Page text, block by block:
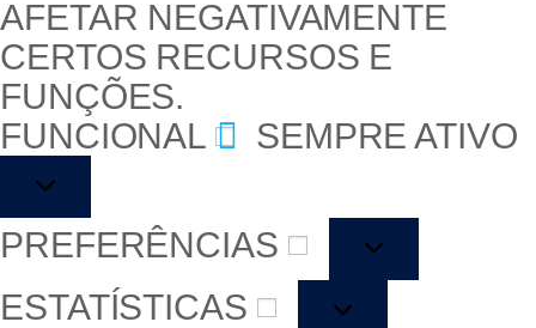
AFETAR NEGATIVAMENTE
CERTOS RECURSOS E
FUNÇÕES.
FUNCIONAL
SEMPRE ATIVO
PREFERÊNCIAS
ESTATÍSTICAS